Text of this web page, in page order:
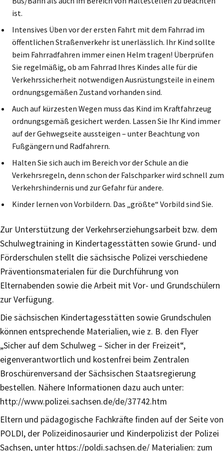
ist.
Intensives Üben vor der ersten Fahrt mit dem Fahrrad im
öffentlichen Straßenverkehr ist unerlässlich. Ihr Kind sollte
beim Fahrradfahren immer einen Helm tragen! Überprüfen
Sie regelmäßig, ob am Fahrrad Ihres Kindes alle für die
Verkehrssicherheit notwendigen Ausrüstungsteile in einem
ordnungsgemäßen Zustand vorhanden sind.
Auch auf kürzesten Wegen muss das Kind im Kraftfahrzeug
ordnungsgemäß gesichert werden. Lassen Sie Ihr Kind immer
auf der Gehwegseite aussteigen – unter Beachtung von
Fußgängern und Radfahrern.
Halten Sie sich auch im Bereich vor der Schule an die
Verkehrsregeln, denn schon der Falschparker wird schnell zum
Verkehrshindernis und zur Gefahr für andere.
Kinder lernen von Vorbildern. Das „größte“ Vorbild sind Sie.
Zur Unterstützung der Verkehrserziehungsarbeit bzw. dem
Schulwegtraining in Kindertagesstätten sowie Grund- und
Förderschulen stellt die sächsische Polizei verschiedene
Präventionsmaterialen für die Durchführung von
Elternabenden sowie die Arbeit mit Vor- und Grundschülern
zur Verfügung.
Die sächsischen Kindertagesstätten sowie Grundschulen
können entsprechende Materialien, wie z. B. den Flyer
„Sicher auf dem Schulweg – Sicher in der Freizeit“,
eigenverantwortlich und kostenfrei beim Zentralen
Broschürenversand der Sächsischen Staatsregierung
bestellen. Nähere Informationen dazu auch unter:
http://www.polizei.sachsen.de/de/37742.htm
Eltern und pädagogische Fachkräfte finden auf der Seite von
POLDI, der Polizeidinosaurier und Kinderpolizist der Polizei
Sachsen, unter https://poldi.sachsen.de/ Materialien: zum